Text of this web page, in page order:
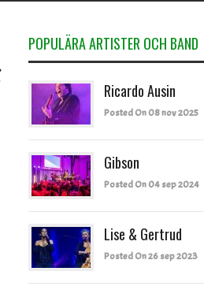
POPULÄRA ARTISTER OCH BAND
Ricardo Ausin
Posted On 08 nov 2025
Gibson
Posted On 04 sep 2024
Lise & Gertrud
Posted On 26 sep 2023